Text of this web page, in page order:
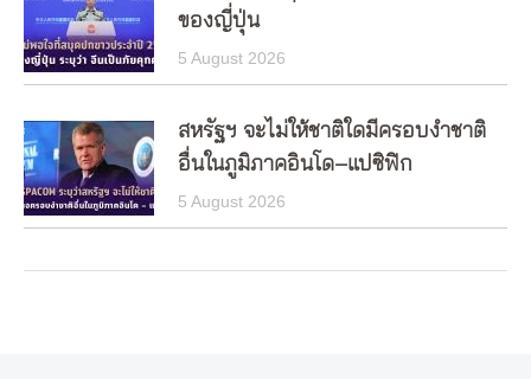
ของญี่ปุ่น
5 August 2026
สหรัฐฯ จะไม่ให้ชาติใดมีครอบงำชาติ
อื่นในภูมิภาคอินโด–แปซิฟิก
5 August 2026